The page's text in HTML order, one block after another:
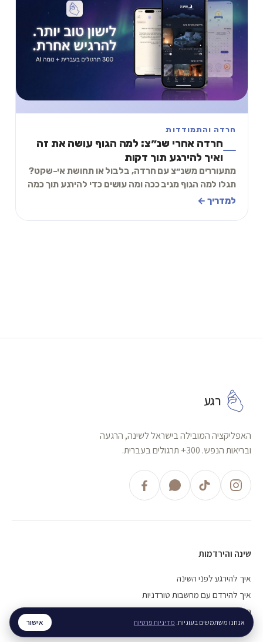
חרדה והתמודדות
חרדה אחרי שנ״צ: למה הגוף עושה את זה
ואיך להירגע תוך דקות
מתעוררים משנ״צ עם חרדה, בלבול או תחושת אי-שקט?
תגלו למה הגוף מגיב ככה ומה עושים כדי להירגע תוך כמה
דקות – מדריך פרקטי בעברית.
למדריך ←
רגע
האפליקציה המובילה בישראל לשינה, הרגעה
ובריאות הנפש. 300+ תרגולים בעברית.
שינה והירדמות
איך להירגע לפני השינה
איך להירדם עם מחשבות טורדניות
חוסר שינה כרוני, מה עושים
אנחנו משתמשים בעוגיות. מדיניות פרטיות אישור